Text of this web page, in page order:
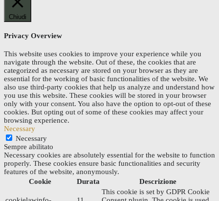
Chiudi
Privacy Overview
This website uses cookies to improve your experience while you
navigate through the website. Out of these, the cookies that are
categorized as necessary are stored on your browser as they are
essential for the working of basic functionalities of the website. We
also use third-party cookies that help us analyze and understand how
you use this website. These cookies will be stored in your browser
only with your consent. You also have the option to opt-out of these
cookies. But opting out of some of these cookies may affect your
browsing experience.
Necessary
Necessary
Sempre abilitato
Necessary cookies are absolutely essential for the website to function
properly. These cookies ensure basic functionalities and security
features of the website, anonymously.
Cookie
Durata Descrizione
This cookie is set by GDPR Cookie